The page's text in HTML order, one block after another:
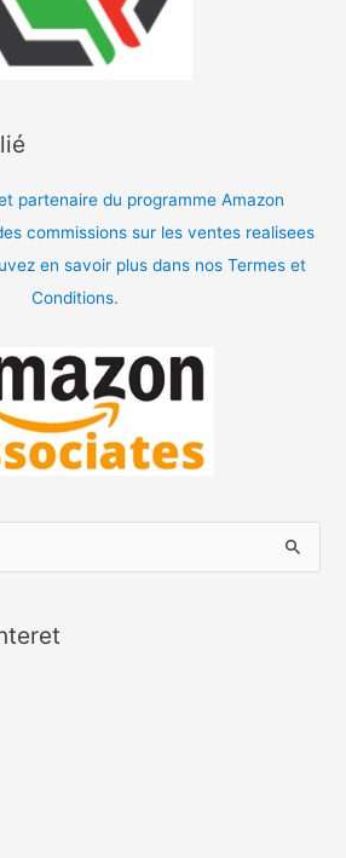
partenaire du programme Amazon
commissions sur les ventes realisees
en savoir plus dans nos Termes et
Conditions.